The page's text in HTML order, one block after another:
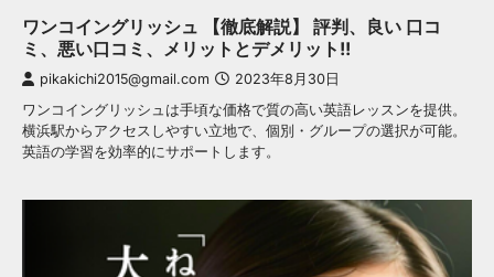
ワンコイングリッシュ 【徹底解説】 評判、良い 口コ
ミ、悪い口コミ、メリットとデメリット!!
pikakichi2015@gmail.com 2023年8月30日
ワンコイングリッシュは手頃な価格で質の高い英語レッスンを提供。
横浜駅からアクセスしやすい立地で、個別・グループの選択が可能。
英語の学習を効率的にサポートします。